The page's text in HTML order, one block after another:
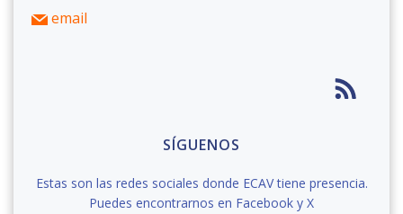
email
SÍGUENOS
Estas son las redes sociales donde ECAV tiene presencia.
Puedes encontrarnos en Facebook y X